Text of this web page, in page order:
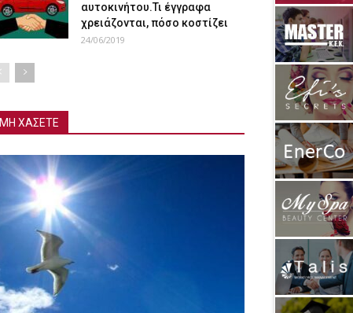
αυτοκινήτου.Τι έγγραφα
χρειάζονται, πόσο κοστίζει
24/06/2019
ΜΗ ΧΑΣΕΤΕ